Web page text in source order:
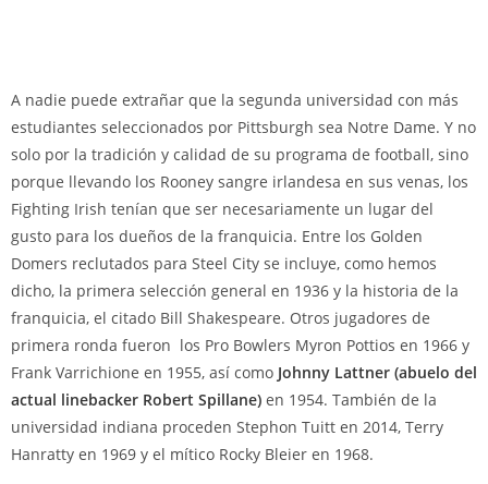
A nadie puede extrañar que la segunda universidad con más
estudiantes seleccionados por Pittsburgh sea Notre Dame. Y no
solo por la tradición y calidad de su programa de football, sino
porque llevando los Rooney sangre irlandesa en sus venas, los
Fighting Irish tenían que ser necesariamente un lugar del
gusto para los dueños de la franquicia. Entre los Golden
Domers reclutados para Steel City se incluye, como hemos
dicho, la primera selección general en 1936 y la historia de la
franquicia, el citado Bill Shakespeare. Otros jugadores de
primera ronda fueron los Pro Bowlers Myron Pottios en 1966 y
Frank Varrichione en 1955, así como Johnny Lattner (abuelo del
actual linebacker Robert Spillane) en 1954. También de la
universidad indiana proceden Stephon Tuitt en 2014, Terry
Hanratty en 1969 y el mítico Rocky Bleier en 1968.